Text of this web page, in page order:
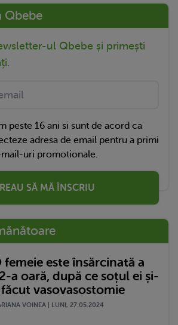
Qbebe
ul Qbebe și primești
peste 16 ani si sunt de acord ca
adresa de email pentru a primi
uri promotionale.
SĂ MĂ ÎNSCRIU
femeie este însărcinată a
a oară, după ce soțul ei și-
vasovasostomie
VOINEA | LUNI, 27.05.2024